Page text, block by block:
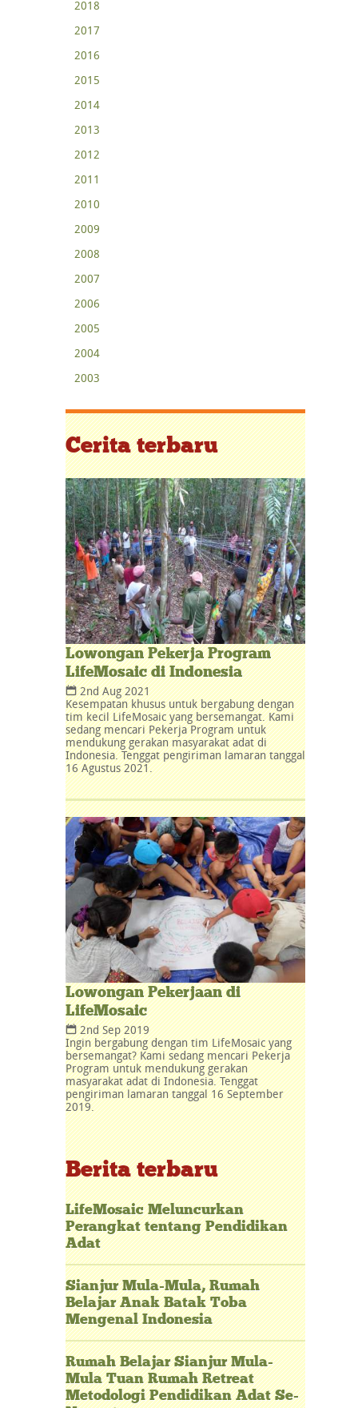
2018
2017
2016
2015
2014
2013
2012
2011
2010
2009
2008
2007
2006
2005
2004
2003
Cerita terbaru
Lowongan Pekerja Program
LifeMosaic di Indonesia
2nd Aug 2021
Kesempatan khusus untuk bergabung dengan
tim kecil LifeMosaic yang bersemangat. Kami
sedang mencari Pekerja Program untuk
mendukung gerakan masyarakat adat di
Indonesia. Tenggat pengiriman lamaran tanggal
16 Agustus 2021.
Lowongan Pekerjaan di
LifeMosaic
2nd Sep 2019
Ingin bergabung dengan tim LifeMosaic yang
bersemangat? Kami sedang mencari Pekerja
Program untuk mendukung gerakan
masyarakat adat di Indonesia. Tenggat
pengiriman lamaran tanggal 16 September
2019.
Berita terbaru
LifeMosaic Meluncurkan
Perangkat tentang Pendidikan
Adat
Sianjur Mula-Mula, Rumah
Belajar Anak Batak Toba
Mengenal Indonesia
Rumah Belajar Sianjur Mula-
Mula Tuan Rumah Retreat
Metodologi Pendidikan Adat Se-